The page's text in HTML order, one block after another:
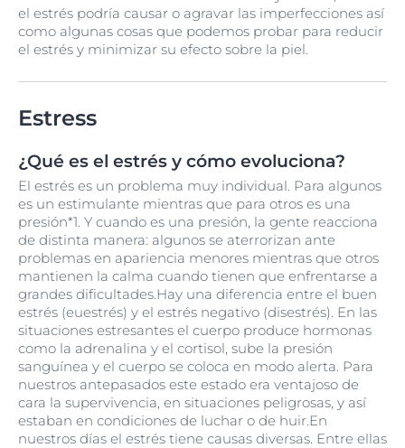
el estrés podría causar o agravar las imperfecciones así
como algunas cosas que podemos probar para reducir
el estrés y minimizar su efecto sobre la piel.
Estress
¿Qué es el estrés y cómo evoluciona?
El estrés es un problema muy individual. Para algunos
es un estimulante mientras que para otros es una
presión*1. Y cuando es una presión, la gente reacciona
de distinta manera: algunos se aterrorizan ante
problemas en apariencia menores mientras que otros
mantienen la calma cuando tienen que enfrentarse a
grandes dificultades.Hay una diferencia entre el buen
estrés (euestrés) y el estrés negativo (disestrés). En las
situaciones estresantes el cuerpo produce hormonas
como la adrenalina y el cortisol, sube la presión
sanguínea y el cuerpo se coloca en modo alerta. Para
nuestros antepasados este estado era ventajoso de
cara la supervivencia, en situaciones peligrosas, y así
estaban en condiciones de luchar o de huir.En
nuestros días el estrés tiene causas diversas. Entre ellas